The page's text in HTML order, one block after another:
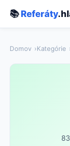
📚Referáty
Domov Kategórie